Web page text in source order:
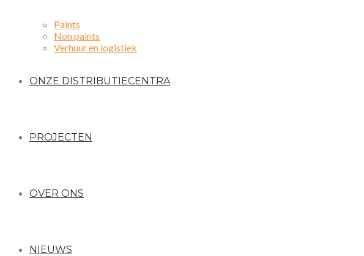
Paints
Non paints
Verhuur en logistiek
ONZE DISTRIBUTIECENTRA
PROJECTEN
OVER ONS
NIEUWS